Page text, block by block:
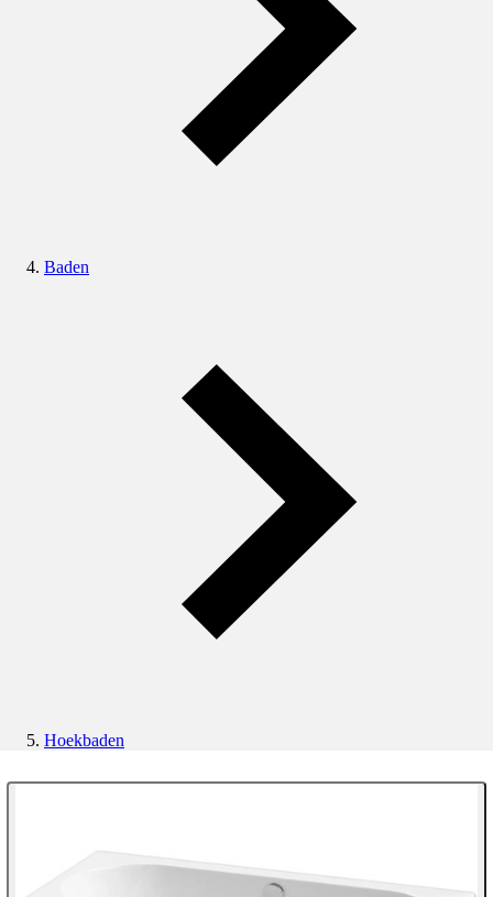
Baden
Hoekbaden